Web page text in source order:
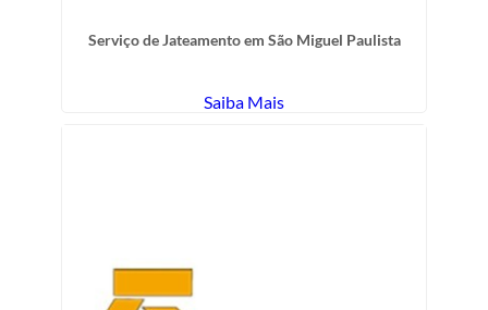
Serviço de Jateamento em São Miguel Paulista
Saiba Mais